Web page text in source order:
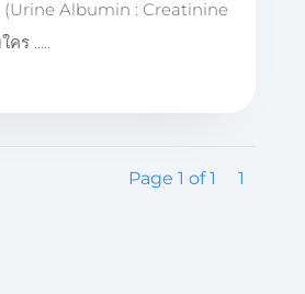
Albumin : Creatinine
ร .....
Page 1 of 1 1